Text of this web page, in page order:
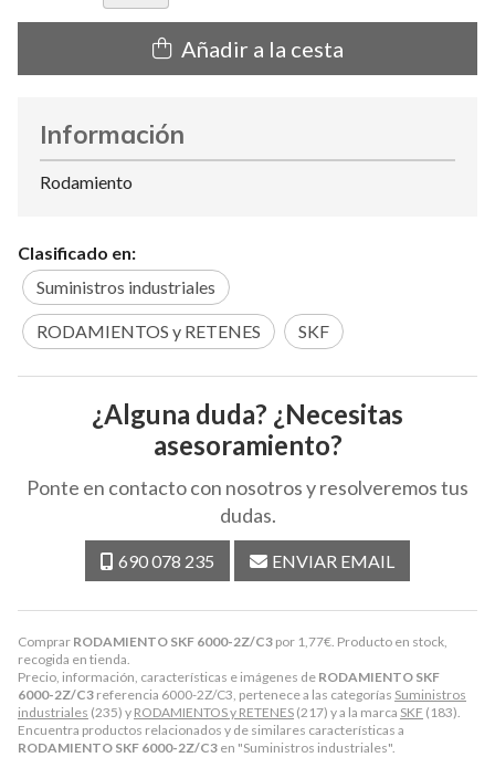
Añadir a la cesta
Comprar RODAMIENTO SKF 6000-2Z/C3 por 1,77€. Producto en stock,
recogida en tienda.
Precio, información, características e imágenes de RODAMIENTO SKF
6000-2Z/C3 referencia 6000-2Z/C3, pertenece a las categorías Suministros
industriales (235) y RODAMIENTOS y RETENES (217) y a la marca SKF (183).
Encuentra productos relacionados y de similares características a
RODAMIENTO SKF 6000-2Z/C3 en "Suministros industriales".
Información
Rodamiento
Clasificado en:
Suministros industriales
RODAMIENTOS y RETENES SKF
¿Alguna duda? ¿Necesitas
asesoramiento?
Ponte en contacto con nosotros y resolveremos tus
dudas.
690 078 235 ENVIAR EMAIL